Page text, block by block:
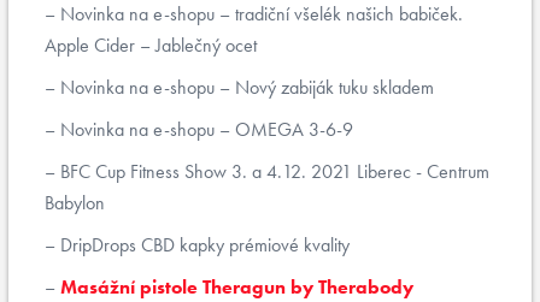
Novinka na e-shopu – tradiční všelék našich babiček.
Apple Cider – Jablečný ocet
Novinka na e-shopu – Nový zabiják tuku skladem
Novinka na e-shopu – OMEGA 3-6-9
BFC Cup Fitness Show 3. a 4.12. 2021 Liberec - Centrum
Babylon
DripDrops CBD kapky prémiové kvality
Masážní pistole Theragun by Therabody